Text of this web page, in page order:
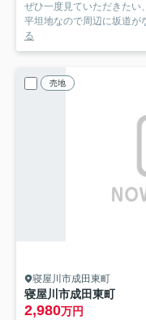
ぜひ一度見ていただきたい
平坦地なので周辺に坂道が
る
売地
寝屋川市成田東町
寝屋川市成田東町
2,980万円